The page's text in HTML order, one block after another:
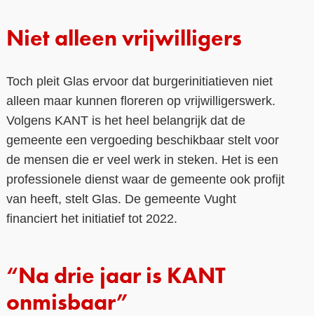
Niet alleen vrijwilligers
Toch pleit Glas ervoor dat burgerinitiatieven niet
alleen maar kunnen floreren op vrijwilligerswerk.
Volgens KANT is het heel belangrijk dat de
gemeente een vergoeding beschikbaar stelt voor
de mensen die er veel werk in steken. Het is een
professionele dienst waar de gemeente ook profijt
van heeft, stelt Glas. De gemeente Vught
financiert het initiatief tot 2022.
“Na drie jaar is KANT
onmisbaar”